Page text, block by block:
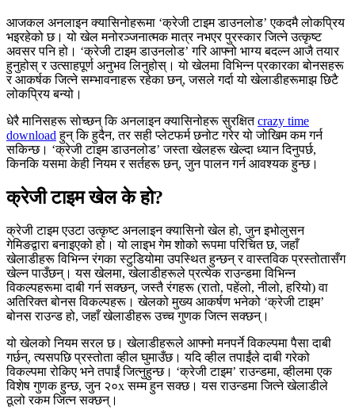
आजकल अनलाइन क्यासिनोहरूमा ‘क्रेजी टाइम डाउनलोड’ एकदमै लोकप्रिय
भइरहेको छ। यो खेल मनोरञ्जनात्मक मात्र नभएर पुरस्कार जित्ने उत्कृष्ट
अवसर पनि हो। ‘क्रेजी टाइम डाउनलोड’ गरि आफ्नो भाग्य बदल्न आजै तयार
हुनुहोस् र उत्साहपूर्ण अनुभव लिनुहोस्। यो खेलमा विभिन्न प्रकारका बोनसहरू
र आकर्षक जित्ने सम्भावनाहरू रहेका छन्, जसले गर्दा यो खेलाडीहरूमाझ छिटै
लोकप्रिय बन्यो।
धेरै मानिसहरू सोच्छन् कि अनलाइन क्यासिनोहरू सुरक्षितcrazy time
download हुन् कि हुदैन, तर सही प्लेटफर्म छनोट गरेर यो जोखिम कम गर्न
सकिन्छ। ‘क्रेजी टाइम डाउनलोड’ जस्ता खेलहरू खेल्दा ध्यान दिनुपर्छ,
किनकि यसमा केही नियम र सर्तहरू छन्, जुन पालन गर्न आवश्यक हुन्छ।
क्रेजी टाइम खेल के हो?
क्रेजी टाइम एउटा उत्कृष्ट अनलाइन क्यासिनो खेल हो, जुन इभोलुसन
गेमिङद्वारा बनाइएको हो। यो लाइभ गेम शोको रूपमा परिचित छ, जहाँ
खेलाडीहरू विभिन्न रंगका स्टुडियोमा उपस्थित हुन्छन् र वास्तविक प्रस्तोतासँग
खेल्न पाउँछन्। यस खेलमा, खेलाडीहरूले प्रत्येक राउन्डमा विभिन्न
विकल्पहरूमा दाबी गर्न सक्छन्, जस्तै रंगहरू (रातो, पहेंलो, नीलो, हरियो) वा
अतिरिक्त बोनस विकल्पहरू। खेलको मुख्य आकर्षण भनेको ‘क्रेजी टाइम’
बोनस राउन्ड हो, जहाँ खेलाडीहरू उच्च गुणक जित्न सक्छन्।
यो खेलको नियम सरल छ। खेलाडीहरूले आफ्नो मनपर्ने विकल्पमा पैसा दाबी
गर्छन्, त्यसपछि प्रस्तोता व्हील घुमाउँछ। यदि व्हील तपाईंले दाबी गरेको
विकल्पमा रोकिए भने तपाईं जित्नुहुन्छ। ‘क्रेजी टाइम’ राउन्डमा, व्हीलमा एक
विशेष गुणक हुन्छ, जुन २०x सम्म हुन सक्छ। यस राउन्डमा जित्ने खेलाडीले
ठूलो रकम जित्न सक्छन्।